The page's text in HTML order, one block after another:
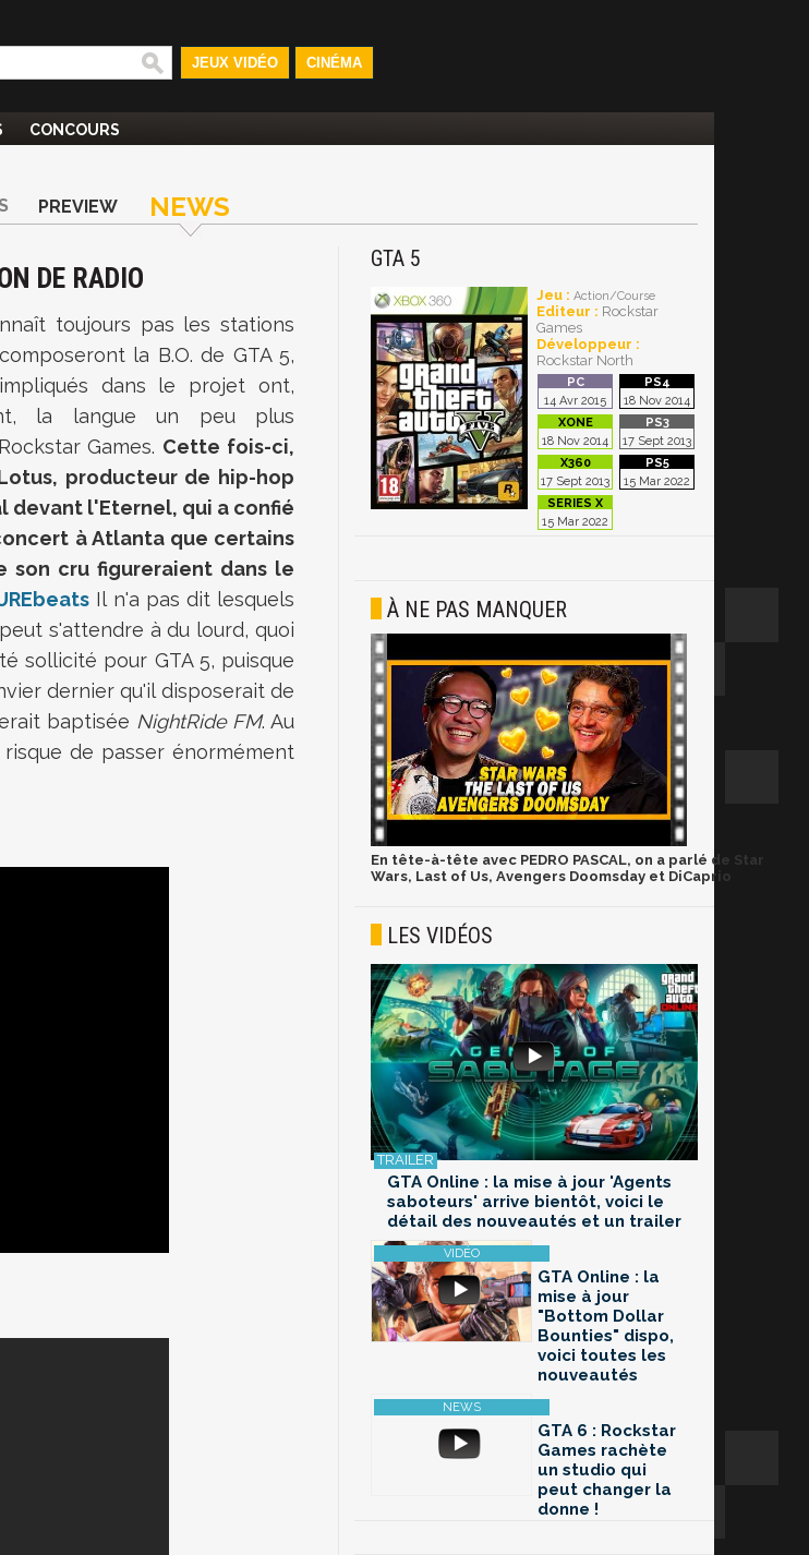
JEUX VIDÉO CINÉMA
CONCOURS
PREVIEW NEWS
DE RADIO
toujours pas les stations
la B.O. de GTA 5,
dans le projet ont,
la langue un peu plus
Games. Cette fois-ci,
producteur de hip-hop
devant l'Eternel, qui a confié
à Atlanta que certains
son cru figureraient dans le
Il n'a pas dit lesquels
s'attendre à du lourd, quoi
sollicité pour GTA 5, puisque
dernier qu'il disposerait de
baptisée NightRide FM. Au
de passer énormément
GTA 5
Jeu : Action/Course
Editeur : Rockstar
Games
Développeur :
Rockstar North
14 Avr 2015 18 Nov 2014
18 Nov 2014 17 Sept 2013
17 Sept 2013 15 Mar 2022
15 Mar 2022
À NE PAS MANQUER
En tête-à-tête avec PEDRO PASCAL, on a parlé de Star
Wars, Last of Us, Avengers Doomsday et DiCaprio
LES VIDÉOS
GTA Online : la mise à jour 'Agents
saboteurs' arrive bientôt, voici le
détail des nouveautés et un trailer
GTA Online : la
mise à jour
"Bottom Dollar
Bounties" dispo,
voici toutes les
nouveautés
GTA 6 : Rockstar
Games rachète
un studio qui
peut changer la
donne !